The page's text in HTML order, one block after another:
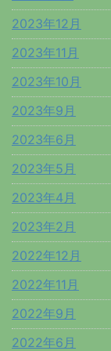
2023年12月
2023年11月
2023年10月
2023年9月
2023年6月
2023年5月
2023年4月
2023年2月
2022年12月
2022年11月
2022年9月
2022年6月